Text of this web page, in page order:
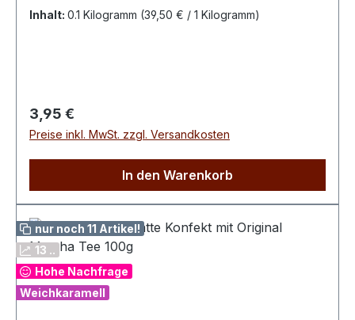
3,6%, Süssholzwurzelextrakt, Farbstoff:
0 g davon ges. Fettsäuren 0 g Kohlenhydrate
79,0 g davon Zucker 58,0 g Eiweiß 5,8 g Salz 0,5
g
Inhalt: 0.1 Kilogramm (39,50 € / 1 Kilogramm)
Regulärer Preis:
3,95 €
Preise inkl. MwSt. zzgl. Versandkosten
In den Warenkorb
nur noch 11 Artikel!
13 ..
Hohe Nachfrage
Weichkaramell